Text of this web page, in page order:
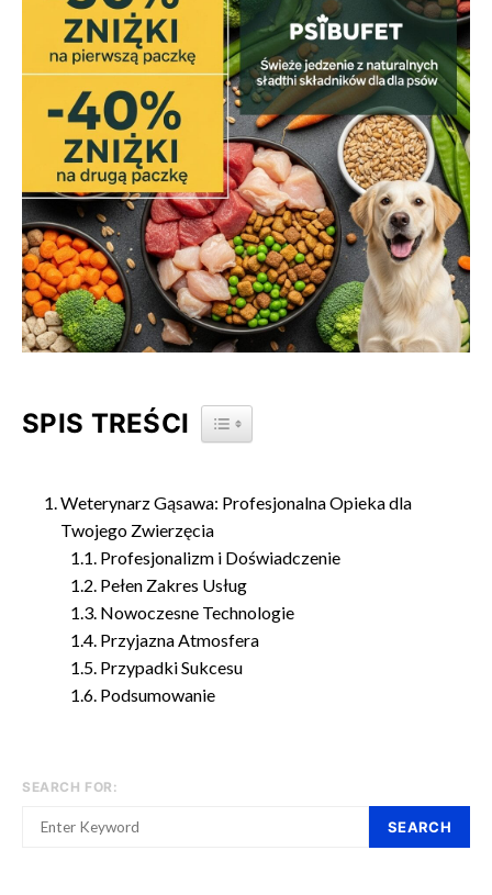
SPIS TREŚCI TOGGLE TABLE OF CONTENT
Weterynarz Gąsawa: Profesjonalna Opieka dla
Twojego Zwierzęcia
Profesjonalizm i Doświadczenie
Pełen Zakres Usług
Nowoczesne Technologie
Przyjazna Atmosfera
Przypadki Sukcesu
Podsumowanie
SEARCH FOR:
SEARCH